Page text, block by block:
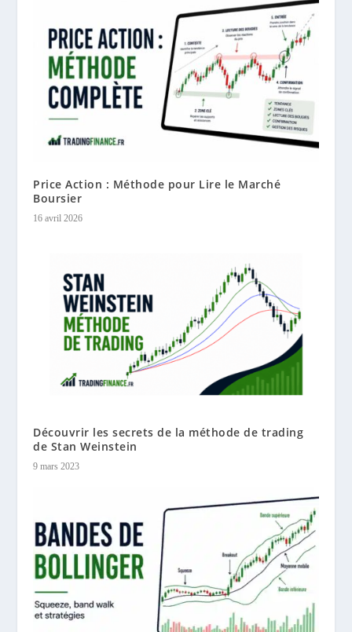
Price Action : Méthode pour Lire le Marché
Boursier
16 avril 2026
Découvrir les secrets de la méthode de trading
de Stan Weinstein
9 mars 2023